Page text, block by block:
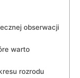
obserwacji
warto⁢
rozrodu